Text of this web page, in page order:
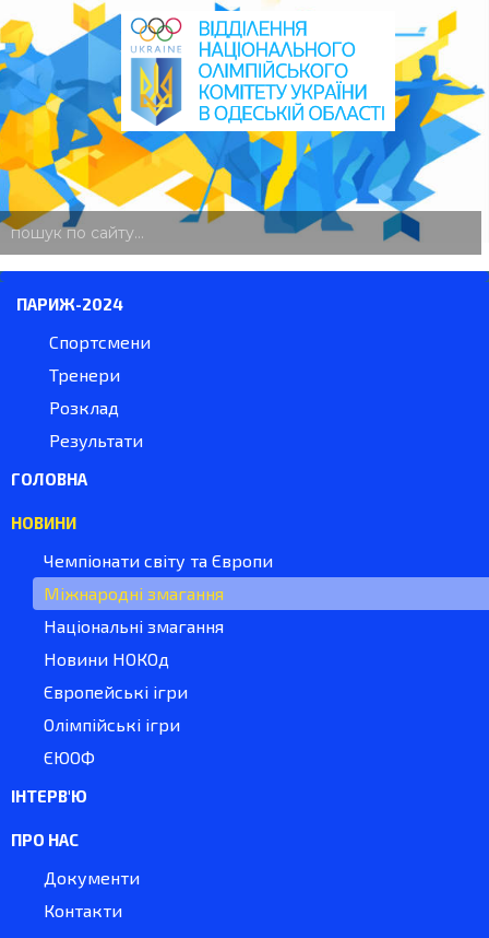
пошук
по
ПАРИЖ-2024
Спортсмени
Тренери
Розклад
Результати
ГОЛОВНА
НОВИНИ
Чемпіонати світу та Європи
Міжнародні змагання
Національні змагання
Новини НОКОд
Європейські ігри
Олімпійські ігри
ЄЮОФ
ІНТЕРВ'Ю
ПРО НАС
Документи
Контакти